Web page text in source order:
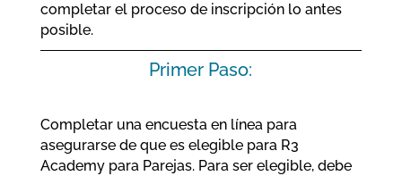
completar el proceso de inscripción lo antes
posible.
Primer Paso:
Completar una encuesta en línea para
asegurarse de que es elegible para R3
Academy para Parejas. Para ser elegible, debe